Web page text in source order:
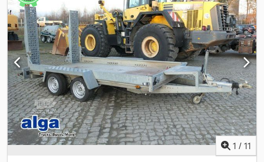
SH .2, össztömeg: 2 700 kg, Magasrakteres, alacsony
vázszerkezettel, 4,01 m x 1,83 m, 10" abroncsok, 100 km/h
engedéllyel Rakodási magasság: 600 mm Az adatok tévedés és
közbenső értékesítés jogát fenntartjuk.
1 / 11